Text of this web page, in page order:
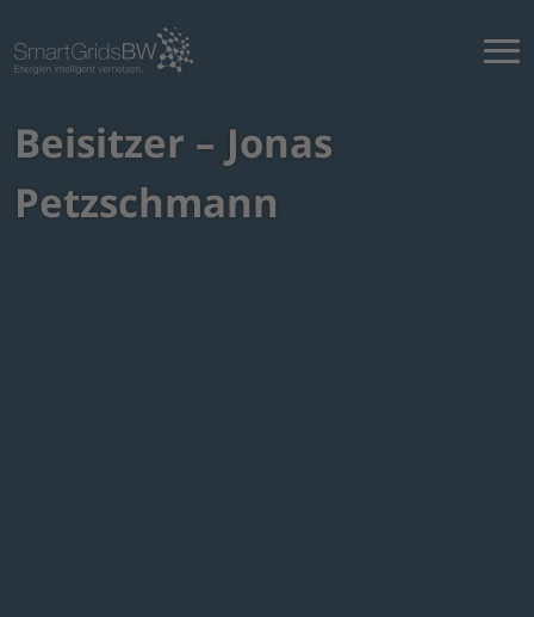
Beisitzer – Jonas
Petzschmann